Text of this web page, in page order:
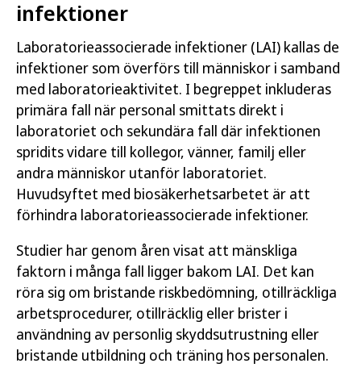
infektioner
Laboratorieassocierade infektioner (LAI) kallas de
infektioner som överförs till människor i samband
med laboratorieaktivitet. I begreppet inkluderas
primära fall när personal smittats direkt i
laboratoriet och sekundära fall där infektionen
spridits vidare till kollegor, vänner, familj eller
andra människor utanför laboratoriet.
Huvudsyftet med biosäkerhetsarbetet är att
förhindra laboratorieassocierade infektioner.
Studier har genom åren visat att mänskliga
faktorn i många fall ligger bakom LAI. Det kan
röra sig om bristande riskbedömning, otillräckliga
arbetsprocedurer, otillräcklig eller brister i
användning av personlig skyddsutrustning eller
bristande utbildning och träning hos personalen.